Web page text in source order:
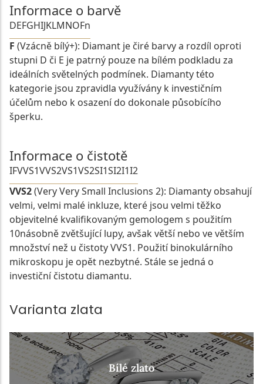
Informace o barvě
DEFGHIJKLMNOFn
F (Vzácně bílý+): Diamant je čiré barvy a rozdíl oproti
stupni D či E je patrný pouze na bílém podkladu za
ideálních světelných podmínek. Diamanty této
kategorie jsou zpravidla využívány k investičním
účelům nebo k osazení do dokonale působícího
šperku.
Informace o čistotě
IFVVS1VVS2VS1VS2SI1SI2I1I2
VVS2(Very Very Small Inclusions 2): Diamanty obsahují
velmi, velmi malé inkluze, které jsou velmi těžko
objevitelné kvalifikovaným gemologem s použitím
10násobně zvětšující lupy, avšak větší nebo ve větším
množství než u čistoty VVS1. Použití binokulárního
mikroskopu je opět nezbytné. Stále se jedná o
investiční čistotu diamantu.
Varianta zlata
Bílé zlato